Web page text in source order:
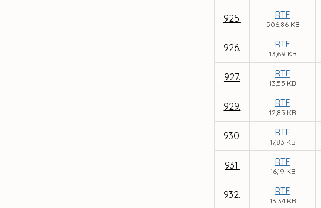
925. RTF
506,86 KB
926. RTF
13,69 KB
927. RTF
13,55 KB
929. RTF
12,85 KB
930. RTF
17,83 KB
931. RTF
16,19 KB
932. RTF
13,34 KB